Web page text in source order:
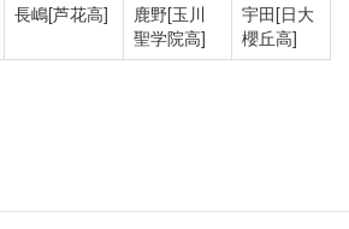
長嶋[芦花高] 鹿野[玉川
聖学院高]
宇田[日大
櫻丘高]